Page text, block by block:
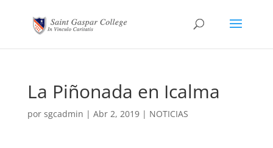
La Piñonada en Icalma
por sgcadmin | Abr 2, 2019| NOTICIAS